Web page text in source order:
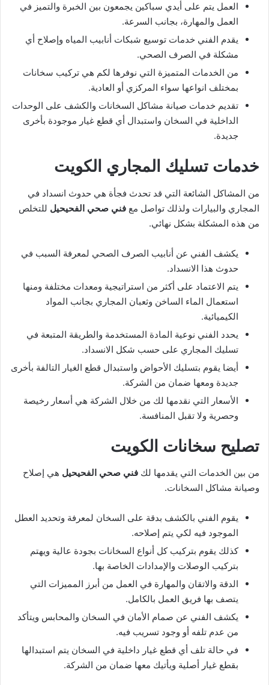
العمل يتم على أيدي سباكين يجمعون بين الخبرة والتميز في
العمل والمهارة، بجانب السرعة.
يقدم الفني خدمات توسيع شبكات أنابيب المياه وإصلاح أي
مشكلة في الصرف الصحي.
من الخدمات المتميزة التي نوفرها لكم هي تركيب سخانات
بمختلف انواعها سواء المركزي أو العادية.
تقديم خدمات صيانة مشاكل السخانات والكشف على الوحدات
الداخلية في السخان واستبدال أي قطع غيار موجودة بأخرى
جديدة.
خدمات تسليك المجاري الكويت
من المشاكل الشائعة التي قد تحدث فجأة هي حدوث انسداد في
المجاري والبيارات ولذلك تواصل مع فني صحي الفحيحيل للتخلص
من هذه المشكلة بشكل نهائي.
يكشف الفني عن أنابيب الصرف الصحي لمعرفة السبب في
حدوث هذا الانسداد.
يتم الاعتماد على أكثر من استراتيجية ومعدات مختلفة ومنها
استعمال الماء الساخن وثعبان المجاري بجانب المواد
الكيميائية.
يحدد الفني نوعية المادة المستخدمة والطريقة المتبعة في
تسليك المجاري على حسب شكل الانسداد.
أيضا يقوم بتسليك الأحواض واستبدال قطع الغيار التالفة بأخرى
جديدة ومعها ضمان من الشركة.
الأسعار التي نقدمها لك من خلال الشركة هي أسعار رخيصة
وحصرية ولا تقبل المنافسة.
تصليح سخانات الكويت
من بين الخدمات التي يقدمها لك فني صحي الفحيحيل هي إصلاح
وصيانة مشاكل السخانات.
يقوم الفني بالكشف بدقة على السخان لمعرفة وتحديد العطل
الموجود فيه لكي يتم إصلاحه.
كذلك يقوم بتركيب كل أنواع السخانات بجودة عالية ويهتم
بتركيب الوصلات والإمدادات الخاصة بها.
الدقة والاتقان والمهارة في العمل من أبرز المميزات التي
يتصف بها فريق العمل بالكامل.
يكشف الفني عن صمام الأمان في السخان والمحابس ويتأكد
من عدم تلفه أو وجود تسريب فيه.
في حالة تلف أي قطع غيار داخلية في السخان يتم استبدالها
بقطع غيار أصلية ويأتيك معها ضمان من الشركة.